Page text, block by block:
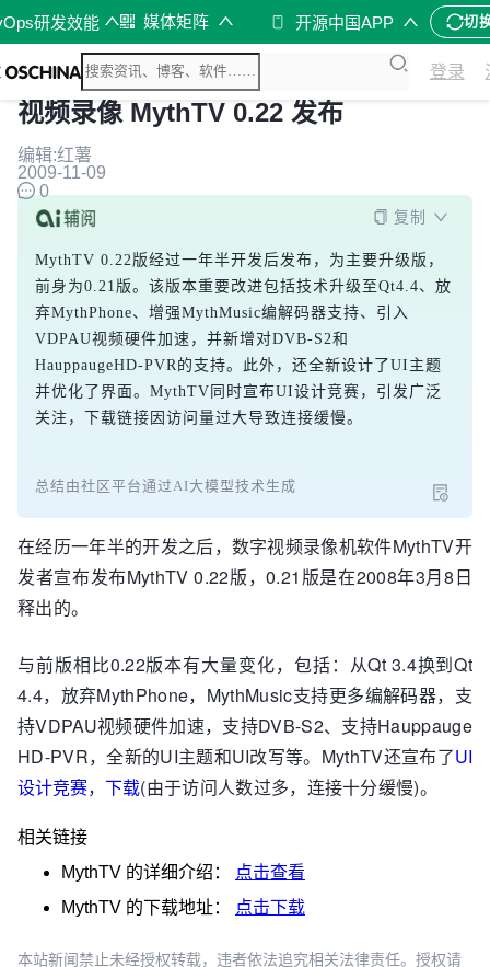
研发效能 媒体矩阵 开源中国APP 切
登录
视频录像 MythTV 0.22 发布
编辑:红薯
2009-11-09
0
复制
MythTV 0.22版经过一年半开发后发布，为主要升级版，
前身为0.21版。该版本重要改进包括技术升级至Qt4.4、放
弃MythPhone、增强MythMusic编解码器支持、引入
VDPAU视频硬件加速，并新增对DVB-S2和
HauppaugeHD-PVR的支持。此外，还全新设计了UI主题
并优化了界面。MythTV同时宣布UI设计竞赛，引发广泛
关注，下载链接因访问量过大导致连接缓慢。
总结由社区平台通过AI大模型技术生成
在经历一年半的开发之后，数字视频录像机软件MythTV开
发者宣布发布MythTV 0.22版，0.21版是在2008年3月8日
释出的。
与前版相比0.22版本有大量变化，包括：从Qt 3.4换到Qt
4.4，放弃MythPhone，MythMusic支持更多编解码器，支
持VDPAU视频硬件加速，支持DVB-S2、支持Hauppauge
HD-PVR，全新的UI主题和UI改写等。MythTV还宣布了UI
设计竞赛，下载(由于访问人数过多，连接十分缓慢)。
相关链接
MythTV 的详细介绍：
点击查看
MythTV 的下载地址： 点击下载
本站新闻禁止未经授权转载，违者依法追究相关法律责任。授权请